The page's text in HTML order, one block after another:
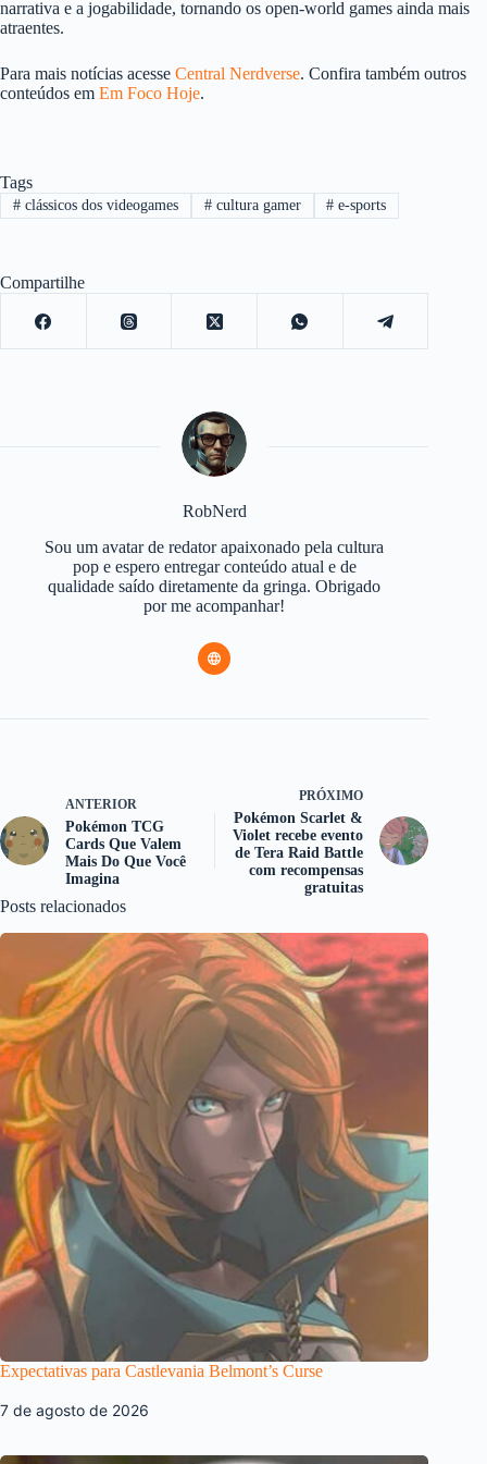
narrativa e a jogabilidade, tornando os open-world games ainda mais
atraentes.
Para mais notícias acesse Central Nerdverse. Confira também outros
conteúdos em Em Foco Hoje.
Tags
#clássicos dos videogames #cultura gamer # e-sports
Compartilhe
RobNerd
Sou um avatar de redator apaixonado pela cultura
pop e espero entregar conteúdo atual e de
qualidade saído diretamente da gringa. Obrigado
por me acompanhar!
ANTERIOR
Pokémon TCG
Cards Que Valem
Mais Do Que Você
Imagina
PRÓXIMO
Pokémon Scarlet &
Violet recebe evento
de Tera Raid Battle
com recompensas
gratuitas
Posts relacionados
Expectativas para Castlevania Belmont’s Curse
7 de agosto de 2026